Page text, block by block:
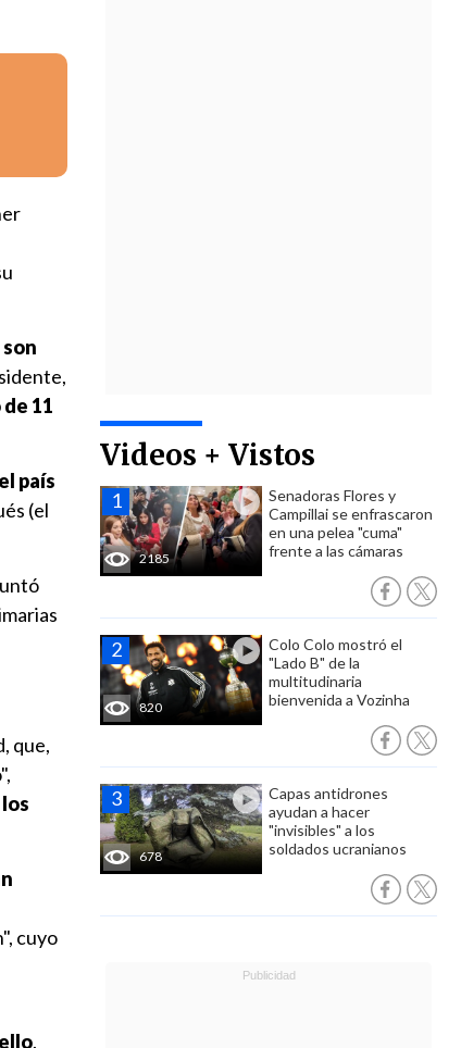
Videos + Vistos
2185
Senadoras Flores y
Campillai se enfrascaron
en una pelea "cuma"
frente a las cámaras
820
Colo Colo mostró el
"Lado B" de la
multitudinaria
bienvenida a Vozinha
678
Capas antidrones
ayudan a hacer
"invisibles" a los
soldados ucranianos
son
11
país
(el
que,
los
cuyo
.